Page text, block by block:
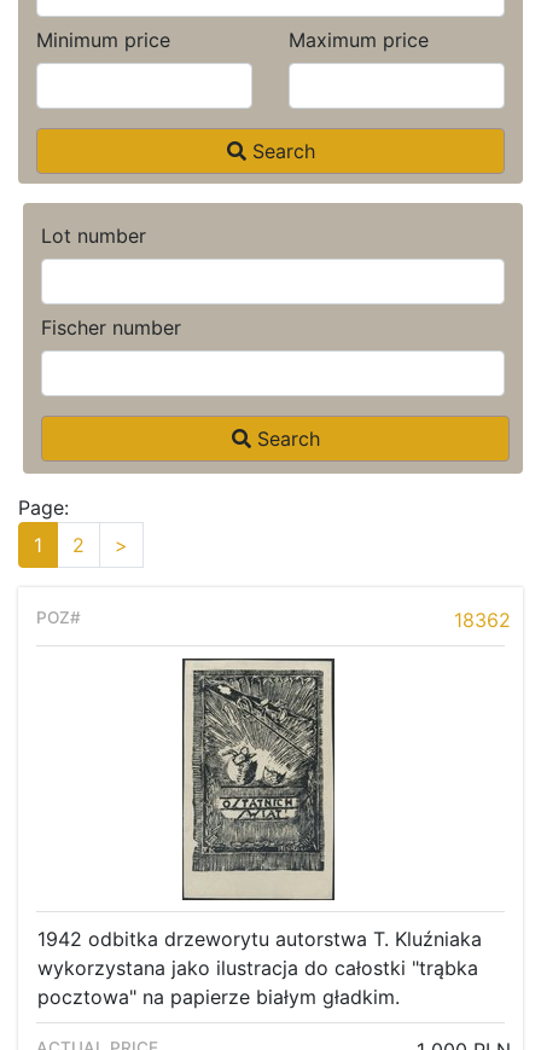
Minimum price Maximum price
Search
Lot number
Fischer number
Search
Page:
1
2 >
18362
1942 odbitka drzeworytu autorstwa T. Kluźniaka
wykorzystana jako ilustracja do całostki "trąbka
pocztowa" na papierze białym gładkim.